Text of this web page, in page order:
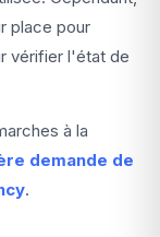
place pour
vérifier l'état de
à la
demande de
.